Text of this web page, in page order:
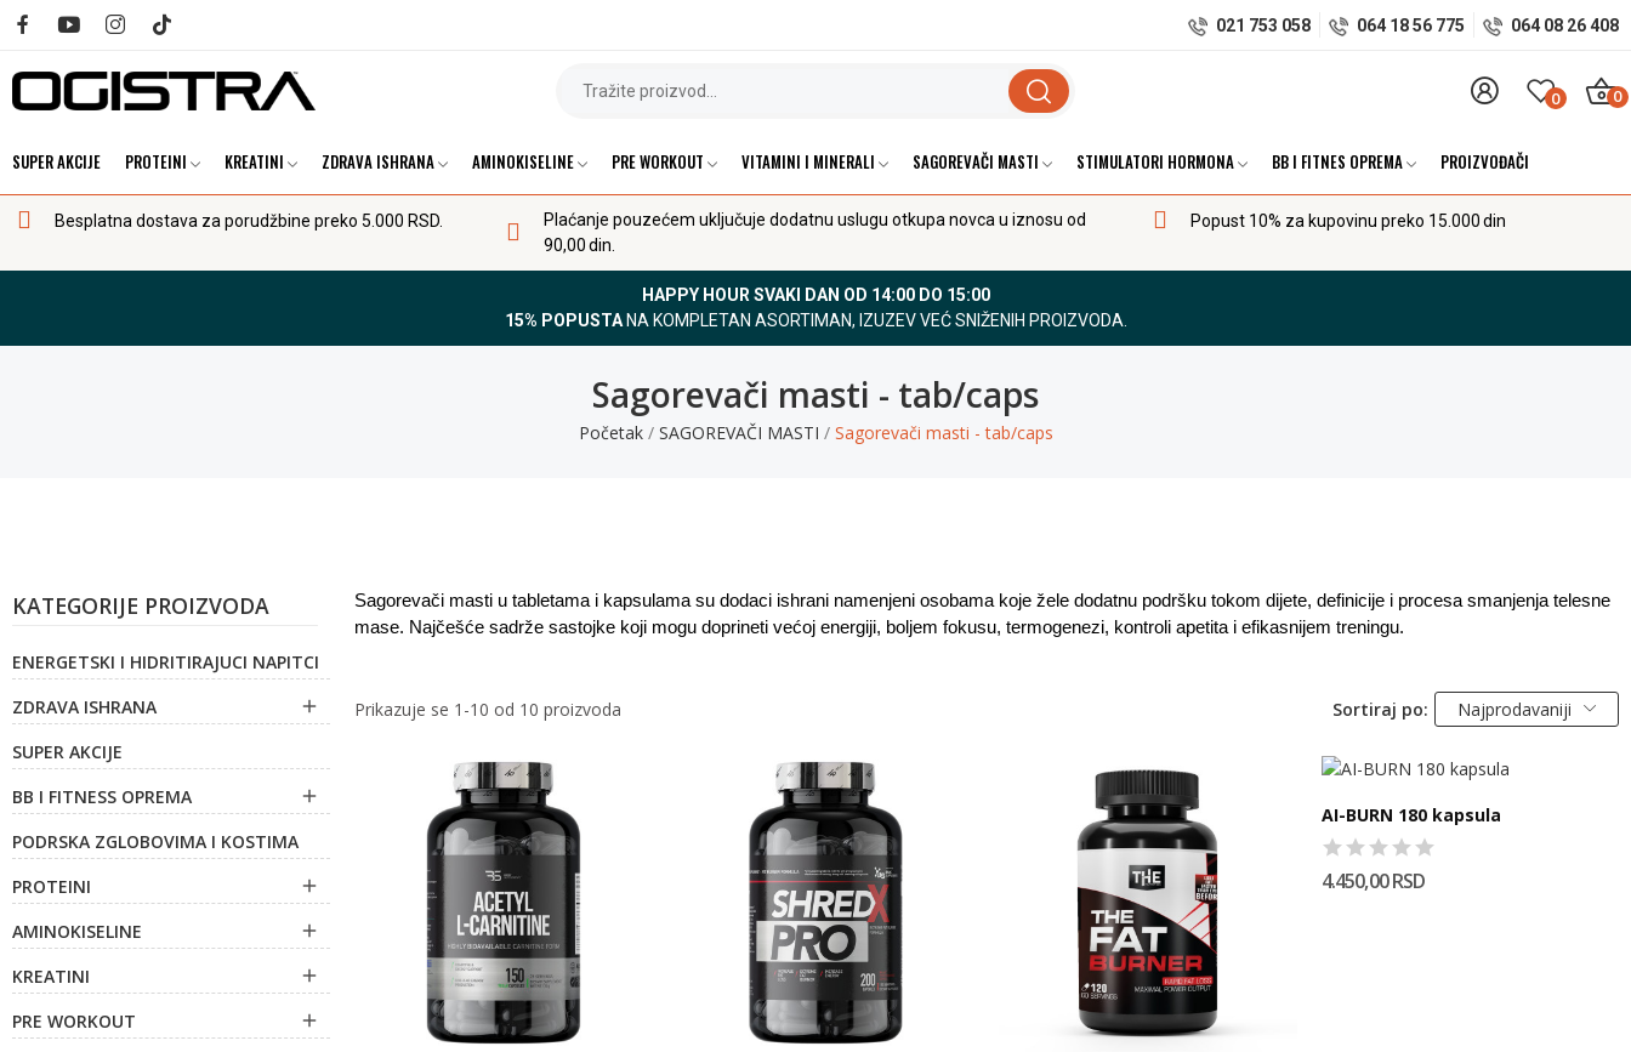
021 753 058 064 18 56 775 064 08 26 408
0 0
SUPER AKCIJE PROTEINI KREATINI ZDRAVA ISHRANA AMINOKISELINE PRE WORKOUT VITAMINI I MINERALI SAGOREVAČI MASTI STIMULATORI HORMONA BB I FITNES OPREMA PROIZVOĐAČI
Besplatna dostava za porudžbine preko 5.000 RSD.
Plaćanje pouzećem uključuje dodatnu uslugu otkupa novca u iznosu od
90,00 din.
Popust 10% za kupovinu preko 15.000 din
HAPPY HOUR SVAKI DAN OD 14:00 DO 15:00
15% POPUSTANA KOMPLETAN ASORTIMAN, IZUZEV VEĆ SNIŽENIH PROIZVODA.
Sagorevači masti - tab/caps
Početak SAGOREVAČI MASTI Sagorevači masti - tab/caps
KATEGORIJE PROIZVODA
ENERGETSKI I HIDRITIRAJUCI NAPITCI
ZDRAVA ISHRANA

SUPER AKCIJE
BB I FITNESS OPREMA

PODRSKA ZGLOBOVIMA I KOSTIMA
PROTEINI

AMINOKISELINE 
KREATINI 
PRE WORKOUT 
Sagorevači masti u tabletama i kapsulama su dodaci ishrani namenjeni osobama koje žele dodatnu podršku tokom dijete, definicije i procesa smanjenja telesne
mase. Najčešće sadrže sastojke koji mogu doprineti većoj energiji, boljem fokusu, termogenezi, kontroli apetita i efikasnijem treningu.
Prikazuje se 1-10 od 10 proizvoda Sortiraj po: Najprodavaniji
AI-BURN 180 kapsula
4.450,00 RSD